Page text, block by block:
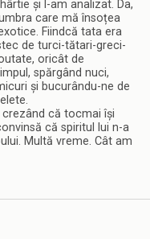
și l-am analizat. Da,
care mă însoțea
Fiindcă tata era
de turci-tătari-greci-
oricât de
spărgând nuci,
și bucurându-ne de
că tocmai își
că spiritul lui n-a
Multă vreme. Cât am